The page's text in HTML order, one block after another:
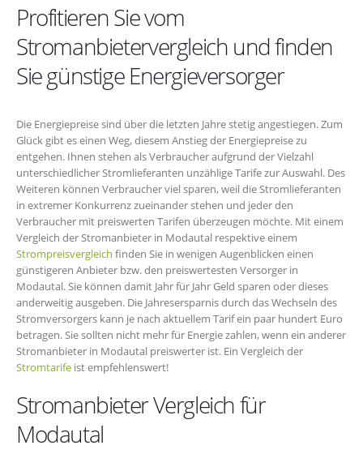
Profitieren Sie vom
Stromanbietervergleich und finden
Sie günstige Energieversorger
Die Energiepreise sind über die letzten Jahre stetig angestiegen. Zum
Glück gibt es einen Weg, diesem Anstieg der Energiepreise zu
entgehen. Ihnen stehen als Verbraucher aufgrund der Vielzahl
unterschiedlicher Stromlieferanten unzählige Tarife zur Auswahl. Des
Weiteren können Verbraucher viel sparen, weil die Stromlieferanten
in extremer Konkurrenz zueinander stehen und jeder den
Verbraucher mit preiswerten Tarifen überzeugen möchte. Mit einem
Vergleich der Stromanbieter in Modautal respektive einem
Strompreisvergleich finden Sie in wenigen Augenblicken einen
günstigeren Anbieter bzw. den preiswertesten Versorger in
Modautal. Sie können damit Jahr für Jahr Geld sparen oder dieses
anderweitig ausgeben. Die Jahresersparnis durch das Wechseln des
Stromversorgers kann je nach aktuellem Tarif ein paar hundert Euro
betragen. Sie sollten nicht mehr für Energie zahlen, wenn ein anderer
Stromanbieter in Modautal preiswerter ist. Ein Vergleich der
Stromtarife ist empfehlenswert!
Stromanbieter Vergleich für
Modautal